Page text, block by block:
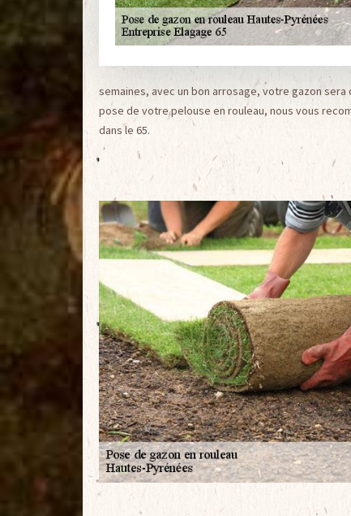
semaines, avec un bon arrosage, votre gazon
pose de votre pelouse en rouleau, nous vous
dans le 65.